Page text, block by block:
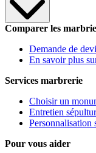
Comparer les
Demande de
En savoir plus
Services marbrerie
Choisir un
Entretien
Personnalisation
Pour vous aider